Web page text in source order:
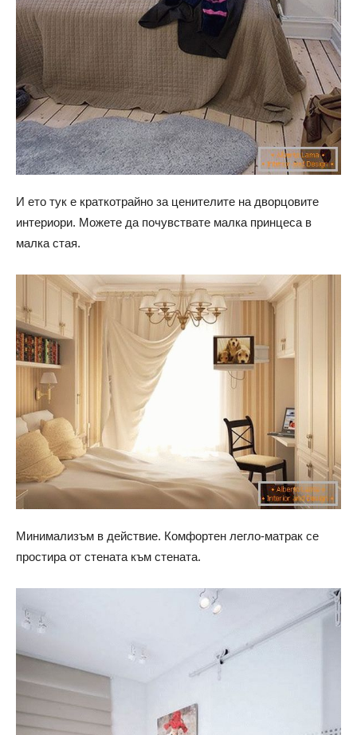
И ето тук е краткотрайно за ценителите на дворцовите
интериори. Можете да почувствате малка принцеса в
малка стая.
Минимализъм в действие. Комфортен легло-матрак се
простира от стената към стената.